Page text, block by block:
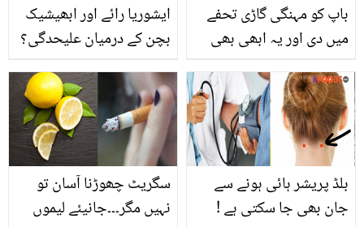
ایشوریا رائے اور ابھیشیک
بچن کے درمیان علیحدگی؟
مداحوں کو حیرت میں ڈال
دیا
باپ کو مہنگی گاڑی تحفے
میں دی اور یہ ابھی بھی
۔۔ ربیکا کی 19ویں سالگرہ
منانے پر سوشل میڈیا
صارفین عمر پر برس پڑے
سگریٹ چھوڑنا آسان تو
نہیں مگر۔۔۔جانیئے لیموں
بلڈ پریشر ہائی ہونے سے
جان بھی جا سکتی ہے !